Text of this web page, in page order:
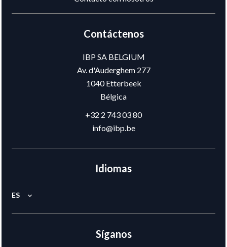
Contáctenos
IBP SA BELGIUM
Av. d'Auderghem 277
1040Etterbeek
Bélgica
+32 2 743 03 80
info@ibp.be
Idiomas
ES
Síganos